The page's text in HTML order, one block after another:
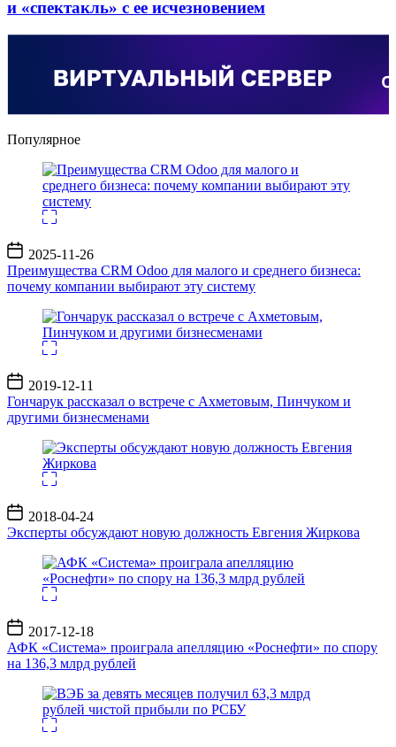
и «спектакль» с ее исчезновением
Популярное
Дата
записи
2025-11-26
Преимущества CRM Odoo для малого и среднего бизнеса:
почему компании выбирают эту систему
Дата
записи
2019-12-11
Гончарук рассказал о встрече с Ахметовым, Пинчуком и
другими бизнесменами
Дата
записи
2018-04-24
Эксперты обсуждают новую должность Евгения Жиркова
Дата
записи
2017-12-18
АФК «Система» проиграла апелляцию «Роснефти» по спору
на 136,3 млрд рублей